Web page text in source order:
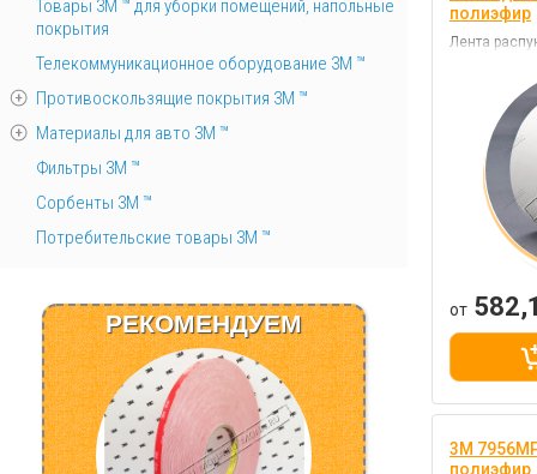
полиэфир
Лента
от
3M
полиэфир
Товары 3М ™ для уборки помещений, напольные
покрытия
Телекоммуникационное оборудование 3М ™
Противоскользящие покрытия 3М ™
Материалы для авто 3М ™
Фильтры 3М ™
Сорбенты 3М ™
Потребительские товары 3М ™
РЕКОМЕНДУЕМ